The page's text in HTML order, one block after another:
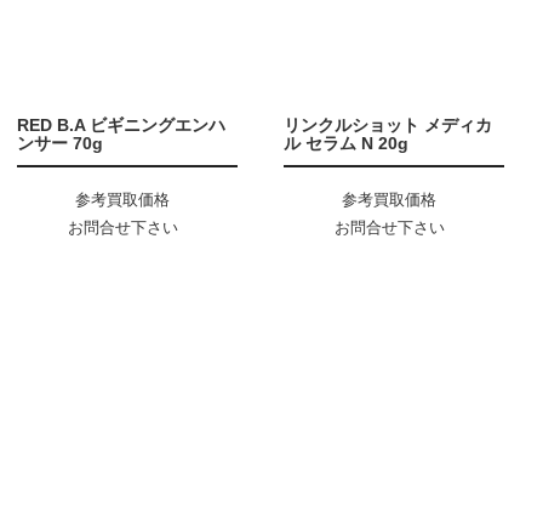
RED B.A ビギニングエンハ
ンサー 70g
参考買取価格
お問合せ下さい
リンクルショット メディカ
ル セラム N 20g
参考買取価格
お問合せ下さい